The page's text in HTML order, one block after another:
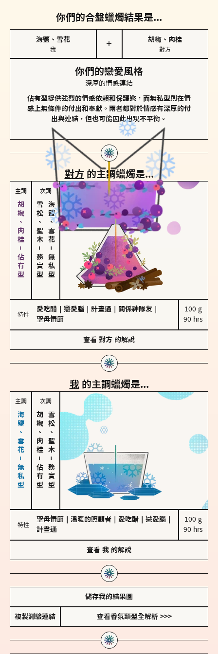
你們的合盤蠟燭結果是...
海鹽、雪花
我
＋
胡椒、肉桂
對方
你們的戀愛風格
深厚的情感連結
佔有型提供強烈的情感依賴和保護慾，而無私型則在情
感上無條件的付出和奉獻。兩者都對於情感有深厚的付
出與連結，但也可能因此出現不平衡。
對方 的主調蠟燭是...
主調
胡椒、肉桂－佔有型
次調
雪松、聖木
－
務實型
海鹽、雪花
－
無私型
特性
愛吃醋 戀愛腦 計畫通 關係神隊友
聖母情節
100 g
90 hrs
查看 對方 的解說
我 的主調蠟燭是...
主調
海鹽、雪花－無私型
次調
胡椒、肉桂
－
佔有型
雪松、聖木
－
務實型
特性
聖母情節 溫暖的照顧者 愛吃醋 戀愛腦
計畫通
100 g
90 hrs
查看 我 的解說
儲存我的結果圖
複製測驗連結 查看香氛類型全解析 >>>